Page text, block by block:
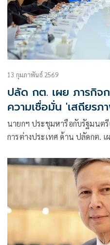
13 กุมภาพันธ์ 2569
ปลัด กต. เผย ภารกิจ
ความเชื่อมั่น 'เสถียรภ
รัฐบาลใหม่
นายกฯ ประชุมหารือกับรัฐมนต
การต่างประเทศ ด้าน ปลัดกต. เผยหลังได้รัฐบาลเตรียมฟื้นความ